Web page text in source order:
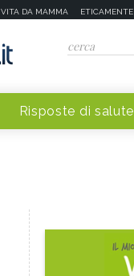
VITA DA MAMMA ETICAMENTE
Risposte di salute